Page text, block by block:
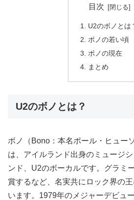
目次
U2のボノとは
ボノの若い頃
ボノの現在
まとめ
U2のボノとは？
ボノ（Bono：本名ポール・ヒュー
は、アイルランド出身のミュージ
ンド、U2のボーカルです。グラミ
賞するなど、名実共にロック界の
います。1979年のメジャーデビュ